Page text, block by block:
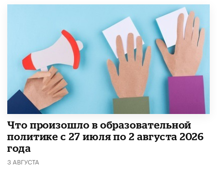
​Что произошло в образовательной
политике с 27 июля по 2 августа 2026
года
3 АВГУСТА